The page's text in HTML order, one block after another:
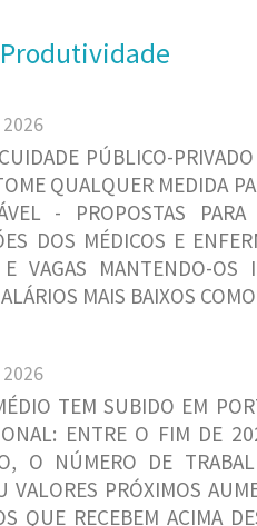
PÚBLICO-
QUALQUER MEDIDA
- PROPOSTAS
DOS MÉDICOS E
E VAGAS MANTENDO-OS
MAIS BAIXOS
TEM SUBIDO EM
ENTRE O FIM DE
O NÚMERO DE
VALORES PRÓXIMOS
QUE RECEBEM ACIMA